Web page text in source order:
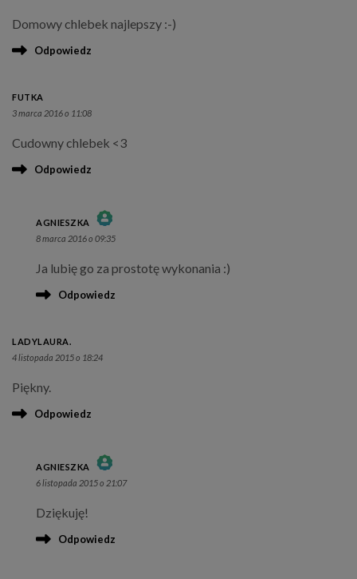
Domowy chlebek najlepszy :-)
Odpowiedz
FUTKA
3 marca 2016 o 11:08
Cudowny chlebek <3
Odpowiedz
AGNIESZKA
THE REAL PERSON BADGE!
ANTI-SPAM BY CLEANTALK
8 marca 2016 o 09:35
Ja lubię go za prostotę wykonania :)
Odpowiedz
LADYLAURA.
4 listopada 2015 o 18:24
Piękny.
Odpowiedz
AGNIESZKA
THE REAL PERSON BADGE!
ANTI-SPAM BY CLEANTALK
6 listopada 2015 o 21:07
Dziękuję!
Odpowiedz